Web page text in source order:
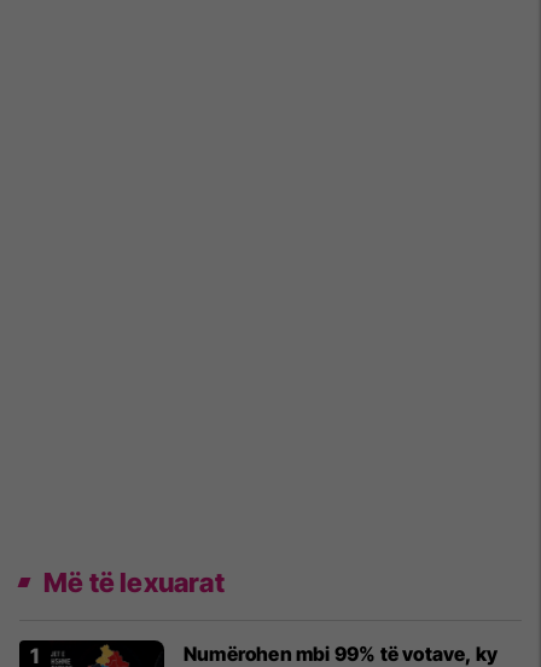
Më të lexuarat
Numërohen mbi 99% të votave, ky